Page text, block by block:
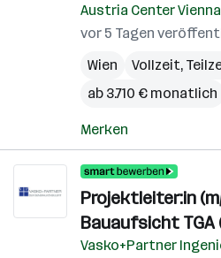
Austria Center Vienna
vor 5 Tagen
Wien
Vollzeit,
ab 3.710 € monatlich
Merken
Projektleiter:in
Bauaufsicht TGA
Vasko+Partner